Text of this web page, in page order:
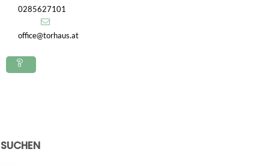
0285627101
office@torhaus.at
SUCHEN